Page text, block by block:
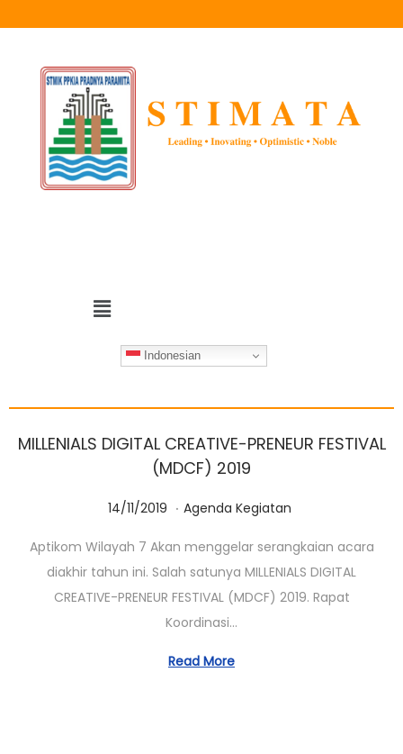
Indonesian
MILLENIALS DIGITAL CREATIVE-PRENEUR FESTIVAL
(MDCF) 2019
Posted on
14/11/2019
/
1
0
/
2
. Posted in
Agenda Kegiatan
Aptikom Wilayah 7 Akan menggelar serangkaian acara
diakhir tahun ini. Salah satunya MILLENIALS DIGITAL
CREATIVE-PRENEUR FESTIVAL (MDCF) 2019. Rapat
Koordinasi…
Read More